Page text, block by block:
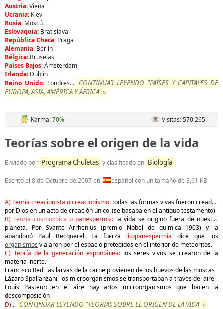
Austria: Viena
Ucrania: Kiev
Rusia: Moscú
Eslovaquia: Bratislava
República Checa: Praga
Alemania: Berlín
Bélgica: Bruselas
Países Bajos: Ámsterdam
Irlanda: Dublín
Reino Unido:Londres... CONTINUAR LEYENDO "PAÍSES Y CAPITALES DE
EUROPA, ASIA, AMÉRICA Y ÁFRICA" »
Karma:70% Visitas: 570.265
Teorías sobre el origen de la vida
Enviado por Programa Chuletas y clasificado en Biología
Escrito el 8 de Octubre de 2007en español con un tamaño de 3,61 KB
A) Teoría creacionista o creacionismo: todas las formas vivas fueron creados
por Dios en un acto de creación único. (se basaba en el antiguo testamento)
B)Teoría cosmozoica o panespermia: la vida se origino fuera de nuestro
planeta. Por Svante Arrhenius (premio Nóbel de química 1903) y la
abandonó Paul Becquerel. La fuerza litopanespermia dice que los
organismos viajaron por el espacio protegidos en el interior de meteoritos.
C) Teoría de la generación espontánea:los seres vivos se crearon de la
materia inerte.
Francisco Redi las larvas de la carne provienen de los huevos de las moscas
Lázaro Spallanzani: los microorganismos se transportaban a través del aire
Louis Pasteur: en el aire hay artos microorganismos que hacen la
descomposición
D)... CONTINUAR LEYENDO "TEORÍAS SOBRE EL ORIGEN DE LA VIDA" »